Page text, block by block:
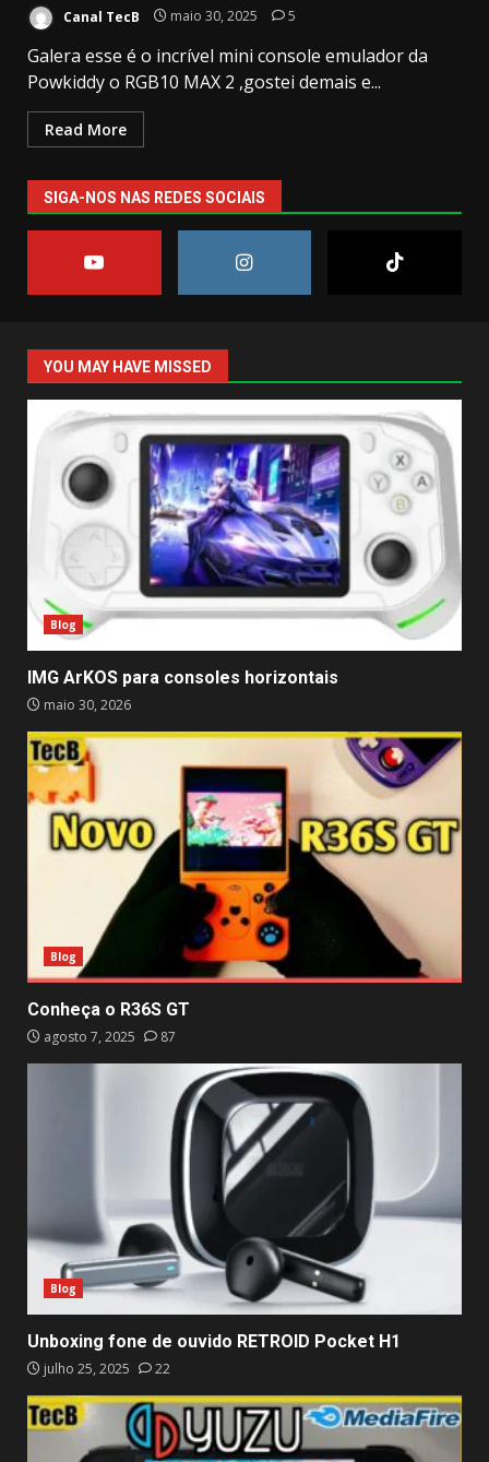
Canal TecB maio 30, 2025 5
Galera esse é o incrível mini console emulador da
Powkiddy o RGB10 MAX 2 ,gostei demais e...
Read More
SIGA-NOS NAS REDES SOCIAIS
YOU MAY HAVE MISSED
Blog
IMG ArKOS para consoles horizontais
maio 30, 2026
Blog
Conheça o R36S GT
agosto 7, 2025 87
Blog
Unboxing fone de ouvido RETROID Pocket H1
julho 25, 2025 22